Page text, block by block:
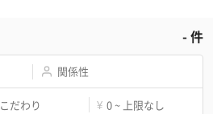
-件
関係性
こだわり ¥ 0 ~ 上限なし